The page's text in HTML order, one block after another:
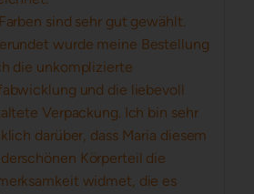
sind sehr gut gewählt.
wurde meine Bestellung
die unkomplizierte
und die liebevoll
Verpackung. Ich bin sehr
darüber, dass Maria diesem
Körperteil die
widmet, die es